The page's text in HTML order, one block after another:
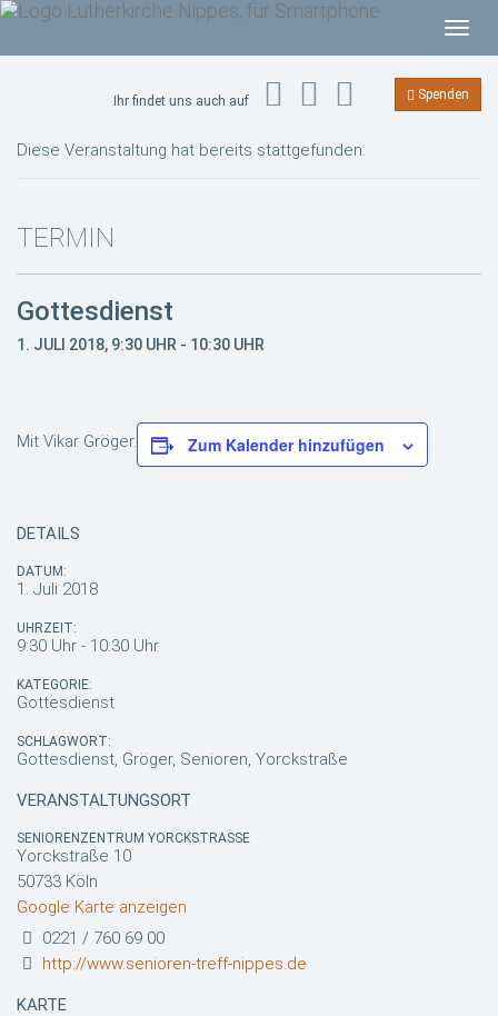
T
o
g
g
Ihr findet uns auch auf Spenden
Diese Veranstaltung hat bereits stattgefunden.
TERMIN
Gottesdienst
1. JULI 2018, 9:30 UHR - 10:30 UHR
Mit Vikar Gröger. Zum Kalender hinzufügen
DETAILS
DATUM:
1. Juli 2018
UHRZEIT:
9:30 Uhr - 10:30 Uhr
KATEGORIE:
Gottesdienst
SCHLAGWORT:
Gottesdienst, Gröger, Senioren, Yorckstraße
VERANSTALTUNGSORT
SENIORENZENTRUM YORCKSTRASSE
Yorckstraße 10
50733 Köln
Google Karte anzeigen
0221 / 760 69 00
http://www.senioren-treff-nippes.de
KARTE